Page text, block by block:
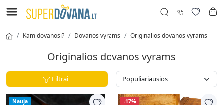
Kam dovanosi? Dovanos vyrams Originalios dovanos vyrams
Originalios dovanos vyrams
Filtrai
Nauja
-17%